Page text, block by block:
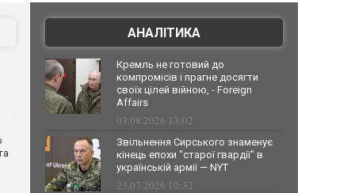
АНАЛІТИКА
Кремль не готовий до
компромісів і прагне досягти
своїх цілей війною, - Foreign
Affairs
03.08.2026 13:02
Звільнення Сирського знаменує
кінець епохи "старої гвардії" в
українській армії — NYT
23.07.2026 10:32